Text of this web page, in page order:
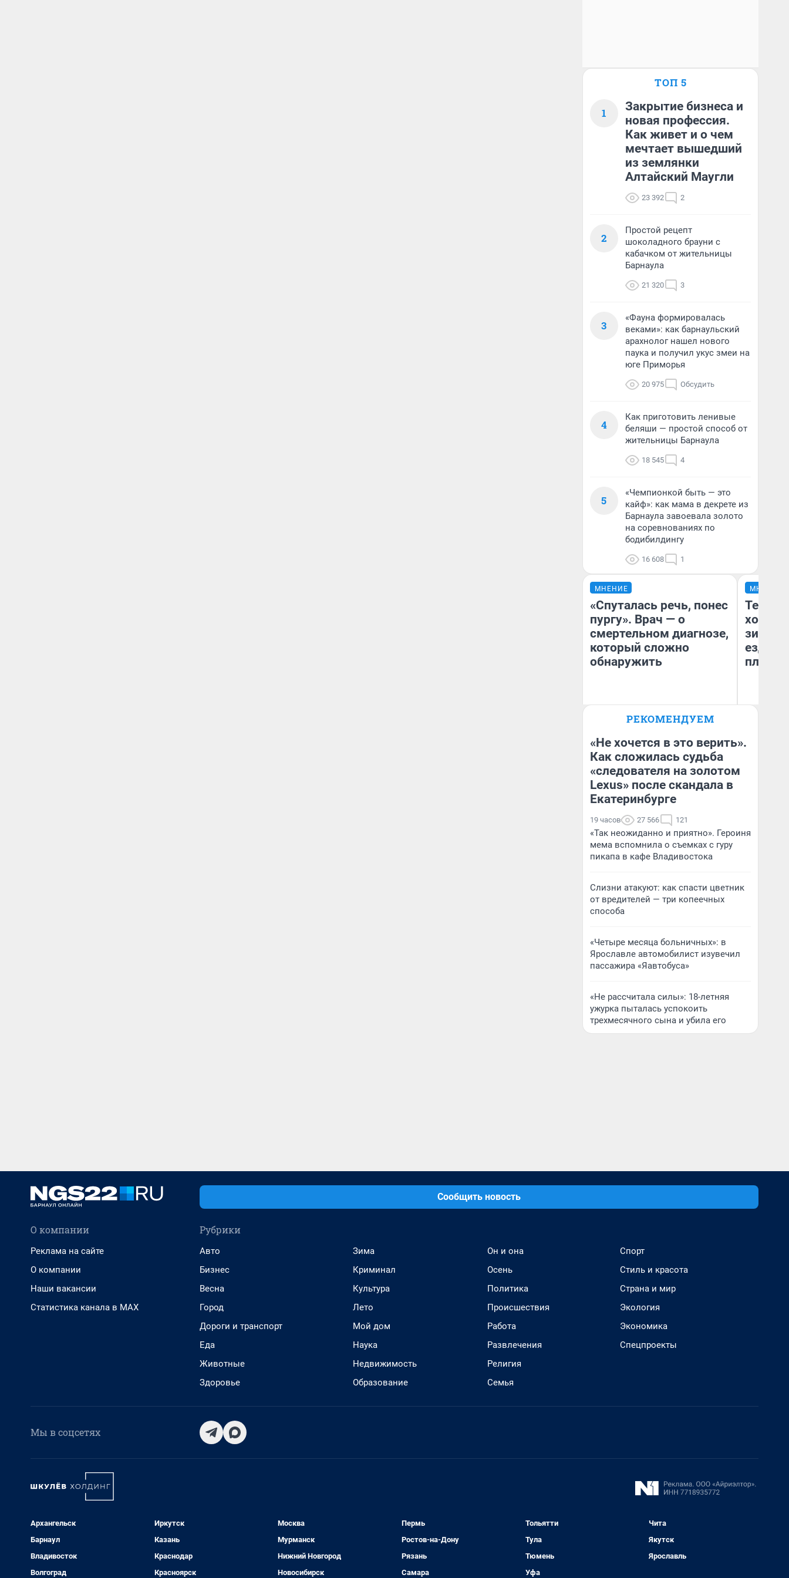
ТОП 5
1
Закрытие бизнеса и
новая профессия.
Как живет и о чем
мечтает вышедший
из землянки
Алтайский Маугли
23 392 2
2
Простой рецепт
шоколадного брауни с
кабачком от жительницы
Барнаула
21 320 3
3
«Фауна формировалась
веками»: как барнаульский
арахнолог нашел нового
паука и получил укус змеи на
юге Приморья
20 975 Обсудить
4
Как приготовить ленивые
беляши — простой способ от
жительницы Барнаула
18 545 4
5
«Чемпионкой быть — это
кайф»: как мама в декрете из
Барнаула завоевала золото
на соревнованиях по
бодибилдингу
16 608 1
МНЕНИЕ
«Спуталась речь, понес
пургу». Врач — о
смертельном диагнозе,
который сложно
обнаружить
Главврач клиники
Волковой»
МНЕНИЕ
Тепло
зимой.
ездит
плюсы
РЕКОМЕНДУЕМ
«Не хочется в это верить».
Как сложилась судьба
«следователя на золотом
Lexus» после скандала в
Екатеринбурге
19 часов 27 566 121
«Так неожиданно и приятно». Героиня
мема вспомнила о съемках с гуру
пикапа в кафе Владивостока
Слизни атакуют: как спасти цветник
от вредителей — три копеечных
способа
«Четыре месяца больничных»: в
Ярославле автомобилист изувечил
пассажира «Яавтобуса»
«Не рассчитала силы»: 18-летняя
ужурка пыталась успокоить
трехмесячного сына и убила его
Сообщить новость
О компании
Реклама на сайте
О компании
Наши вакансии
Статистика канала в MAX
Рубрики
Авто
Бизнес
Весна
Город
Дороги и транспорт
Еда
Животные
Здоровье
Зима
Криминал
Культура
Лето
Мой дом
Наука
Недвижимость
Образование
Он и она
Осень
Политика
Происшествия
Работа
Развлечения
Религия
Семья
Спорт
Стиль и красота
Страна и мир
Экология
Экономика
Спецпроекты
Мы в соцсетях
Архангельск
Барнаул
Владивосток
Волгоград
Иркутск
Казань
Краснодар
Красноярск
Москва
Мурманск
Нижний Новгород
Новосибирск
Пермь
Ростов-на-Дону
Рязань
Самара
Тольятти
Тула
Тюмень
Уфа
Чита
Якутск
Ярославль